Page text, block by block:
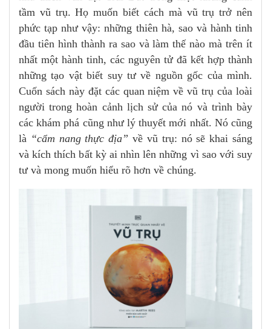
tầm vũ trụ. Họ muốn biết cách mà vũ trụ trở nên
phức tạp như vậy: những thiên hà, sao và hành tinh
đầu tiên hình thành ra sao và làm thế nào mà trên ít
nhất một hành tinh, các nguyên tử đã kết hợp thành
những tạo vật biết suy tư về nguồn gốc của mình.
Cuốn sách này đặt các quan niệm về vũ trụ của loài
người trong hoàn cảnh lịch sử của nó và trình bày
các khám phá cũng như lý thuyết mới nhất. Nó cũng
là “cẩm nang thực địa” về vũ trụ: nó sẽ khai sáng
và kích thích bất kỳ ai nhìn lên những vì sao với suy
tư và mong muốn hiểu rõ hơn về chúng.